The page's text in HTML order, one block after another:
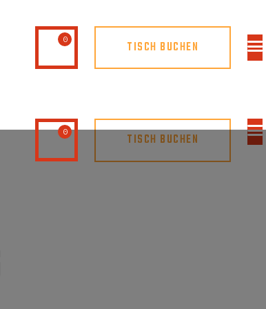
0 TISCH BUCHEN
0 TISCH BUCHEN